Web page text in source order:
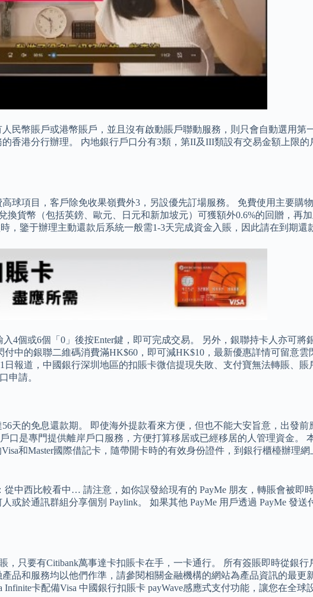
民幣賬戶或港幣賬戶，並且沒有啟動賬戶聯動服務，則只會自動選用第
香港分行辦理。 内地銀行戶口分有3類，第II及III類設有交易金額上限
球項目，客戶除免收果嶺費外3，另設優先訂場服務。 免費使用主要購
貨幣（包括英鎊、歐元、日元和新加坡元）可獲額外0.6%的回贈，再
鑒于辦理主動還款后系統一般需1-3天完成資金入賬，因此請在到期還
4個或6個「0」後按Enter鍵，即可完成交易。 另外，銀聯持卡人亦可將
中的銀聯二維碼消費滿HK$60，即可減HK$10，最新優惠詳情可留意
報道，中國銀行深圳地區的扣賬卡微信提現失敗、支付寶無法轉賬、
申請。
天的免息還款期。 即使海外提款看來方便，但也不能大安旨意，出發
口是專門提供離岸戶口服務，方便打算移居或已經移居的人管理資金。
和Master國際借記卡，隨帶開卡時的有效身份證件，到銀行櫃檯辦理
中西比較看中… 請注意，如你誤發給現有的 PayMe 朋友，轉賬會被即
於通訊群組分享個別 Paylink。 如果其他 PayMe 用戶透過 PayMe 發
只要有Citibank萬事達卡扣賬卡在手，一卡通行。 所有簽賬即時從銀
品和服務均以他們作準，請參閱相關金融機構的網站為產品資訊的最更
卡配備Visa 中國銀行扣賬卡 payWave感應式支付功能，讓您在全球